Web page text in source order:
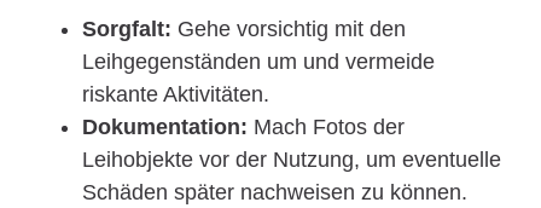
Sorgfalt: Gehe vorsichtig mit den
Leihgegenständen um und vermeide
riskante Aktivitäten.
Dokumentation: Mach Fotos der
Leihobjekte vor der Nutzung, um eventuelle
Schäden später nachweisen zu können.